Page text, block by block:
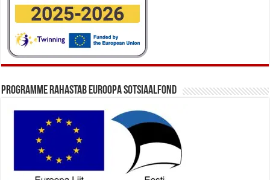
Programme rahastab Euroopa Sotsiaalfond